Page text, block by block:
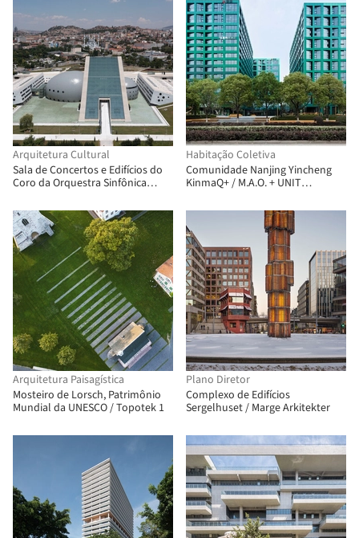
Arquitetura Cultural
Sala de Concertos e Edifícios do
Coro da Orquestra Sinfônica
Habitação Coletiva
Comunidade Nanjing Yincheng
KinmaQ+ / M.A.O. + UNIT
Arquitetura Paisagística
Mosteiro de Lorsch, Patrimônio
Mundial da UNESCO / Topotek 1
Plano Diretor
Complexo de Edifícios
Sergelhuset / Marge Arkitekter